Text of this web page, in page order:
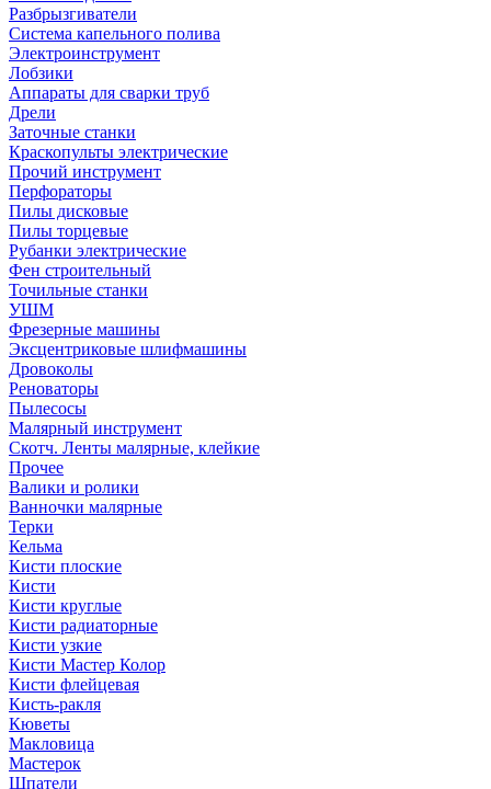
Разбрызгиватели
Система капельного полива
Электроинструмент
Лобзики
Аппараты для сварки труб
Дрели
Заточные станки
Краскопульты электрические
Прочий инструмент
Перфораторы
Пилы дисковые
Пилы торцевые
Рубанки электрические
Фен строительный
Точильные станки
УШМ
Фрезерные машины
Эксцентриковые шлифмашины
Дровоколы
Реноваторы
Пылесосы
Малярный инструмент
Скотч. Ленты малярные, клейкие
Прочее
Валики и ролики
Ванночки малярные
Терки
Кельма
Кисти плоские
Кисти
Кисти круглые
Кисти радиаторные
Кисти узкие
Кисти Мастер Колор
Кисти флейцевая
Кисть-ракля
Кюветы
Макловица
Мастерок
Шпатели